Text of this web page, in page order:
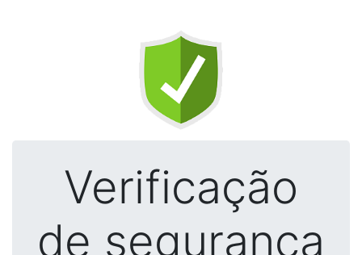
Verificação
de segurança